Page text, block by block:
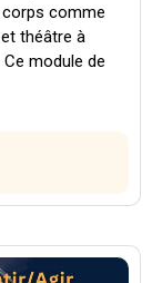
corps comme
théâtre à
Ce module de